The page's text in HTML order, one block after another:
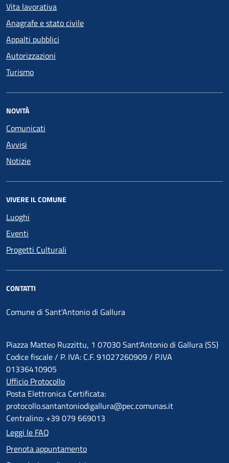
Vita lavorativa
Anagrafe e stato civile
Appalti pubblici
Autorizzazioni
Turismo
NOVITÀ
Comunicati
Avvisi
Notizie
VIVERE IL COMUNE
Luoghi
Eventi
Progetti Culturali
CONTATTI
Comune di Sant'Antonio di Gallura
Piazza Matteo Ruzzittu, 1 07030 Sant'Antonio di Gallura (SS)
Codice fiscale / P. IVA: C.F. 91027260909 / P.IVA
01336410905
Ufficio Protocollo
Posta Elettronica Certificata:
protocollo.santantoniodigallura@pec.comunas.it
Centralino: +39 079 669013
Leggi le FAQ
Prenota appuntamento